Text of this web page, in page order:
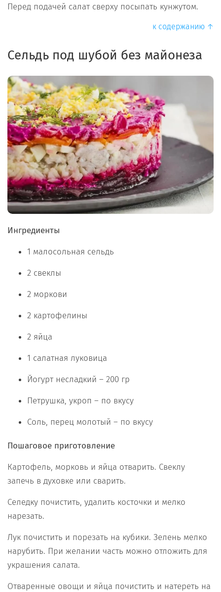
Перед подачей салат сверху посыпать кунжутом.
к содержанию ↑
Сельдь под шубой без майонеза
Ингредиенты
1 малосольная сельдь
2 свеклы
2 моркови
2 картофелины
2 яйца
1 салатная луковица
Йогурт несладкий – 200 гр
Петрушка, укроп – по вкусу
Соль, перец молотый – по вкусу
Пошаговое приготовление
Картофель, морковь и яйца отварить. Свеклу
запечь в духовке или сварить.
Селедку почистить, удалить косточки и мелко
нарезать.
Лук почистить и порезать на кубики. Зелень мелко
нарубить. При желании часть можно отложить для
украшения салата.
Отваренные овощи и яйца почистить и натереть на